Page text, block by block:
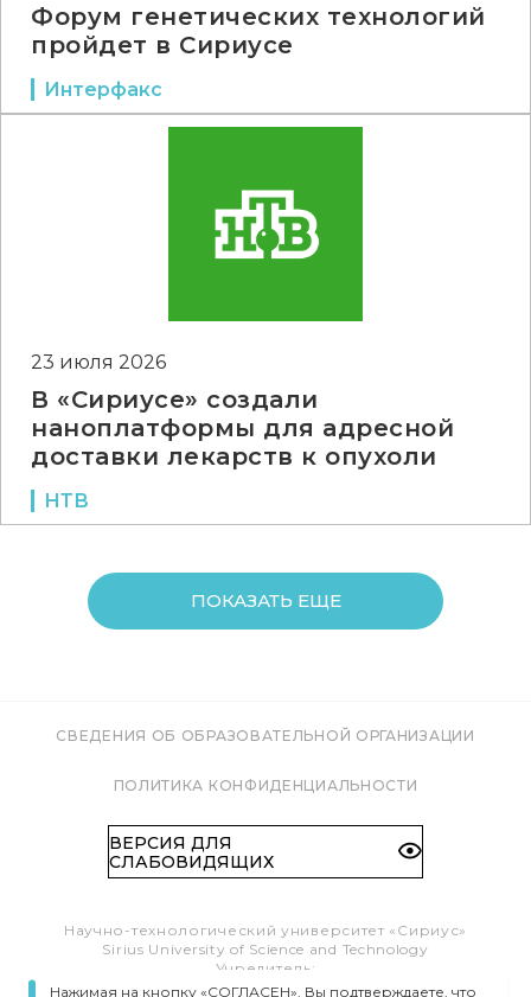
Форум генетических технологий
пройдет в Сириусе
Интерфакс
23 июля 2026
В «Сириусе» создали
наноплатформы для адресной
доставки лекарств к опухоли
НТВ
ПОКАЗАТЬ ЕЩЕ
СВЕДЕНИЯ ОБ ОБРАЗОВАТЕЛЬНОЙ ОРГАНИЗАЦИИ
ПОЛИТИКА КОНФИДЕНЦИАЛЬНОСТИ
ВЕРСИЯ ДЛЯ
СЛАБОВИДЯЩИХ
Научно-технологический университет «Сириус»
Sirius University of Science and Technology
Учредитель:
Образовательный Фонд «Талант и успех»
Нажимая на кнопку «СОГЛАСЕН», Вы подтверждаете, что